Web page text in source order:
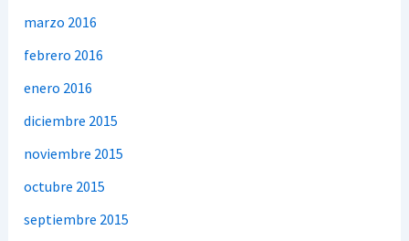
marzo 2016
febrero 2016
enero 2016
diciembre 2015
noviembre 2015
octubre 2015
septiembre 2015